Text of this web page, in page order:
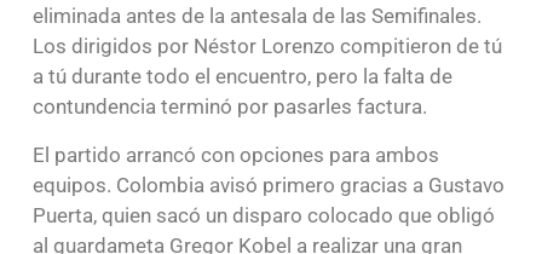
eliminada antes de la antesala de las Semifinales.
Los dirigidos por Néstor Lorenzo compitieron de tú
a tú durante todo el encuentro, pero la falta de
contundencia terminó por pasarles factura.
El partido arrancó con opciones para ambos
equipos. Colombia avisó primero gracias a Gustavo
Puerta, quien sacó un disparo colocado que obligó
al guardameta Gregor Kobel a realizar una gran